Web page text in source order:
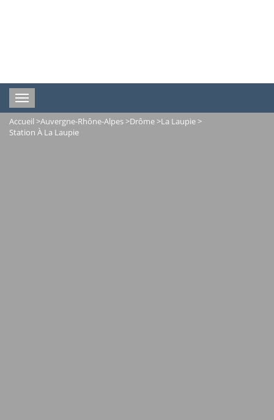
Toggle
navigation
Accueil >Auvergne-Rhône-Alpes>Drôme>La Laupie>
Station À La Laupie